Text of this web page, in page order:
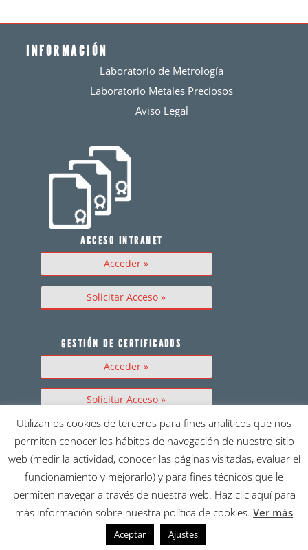
INFORMACIÓN
Laboratorio de Metrología
Laboratorio Metales Preciosos
Aviso Legal
ACCESO INTRANET
Acceder »
Solicitar Acceso »
GESTIÓN DE CERTIFICADOS
Acceder »
Solicitar Acceso »
¿ECHAS ALGO EN FALTA?
Contáctanos:
91 327 27 36
comercial.clm@applus.com
Utilizamos cookies de terceros para fines analíticos que nos
permiten conocer los hábitos de navegación de nuestro sitio
web (medir la actividad, conocer las páginas visitadas, evaluar el
funcionamiento y mejorarlo) y para fines técnicos que le
permiten navegar a través de nuestra web. Haz clic aquí para
más información sobre nuestra política de cookies. Ver más
Aceptar Ajustes